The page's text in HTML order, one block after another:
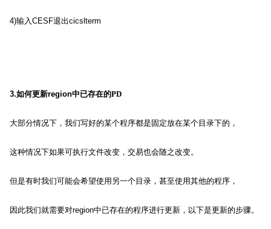
4)输入CESF退出cicslterm
3.如何更新region中已存在的PD
大部分情况下，我们写好的某个程序都是固定放在某个目录下的，
这种情况下如果可执行文件改变，交易也会随之改变。
但是有时我们可能会希望使用另一个目录，甚至使用其他的程序，
因此我们就需要对region中已存在的程序进行更新，以下是更新的步骤。